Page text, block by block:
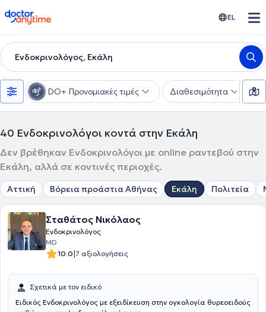
doctoranytime EL
Ενδοκρινολόγος, Εκάλη
DO+ Προνομιακές τιμές Διαθεσιμότητα
40 Ενδοκρινολόγοι κοντά στην Εκάλη
Δεν βρέθηκαν Ενδοκρινολόγοι με online ραντεβού στην
Εκάλη, αλλά σε κοντινές περιοχές.
Αττική Βόρεια προάστια Αθήνας Εκάλη Πολιτεία
Σταθάτος Νικόλαος
Ενδοκρινολόγος
MD
10.0|7 αξιολογήσεις
Σχετικά με τον ειδικό
Ειδικός Ενδοκρινολόγος με εξειδίκευση στην ογκολογία θυρεοειδούς